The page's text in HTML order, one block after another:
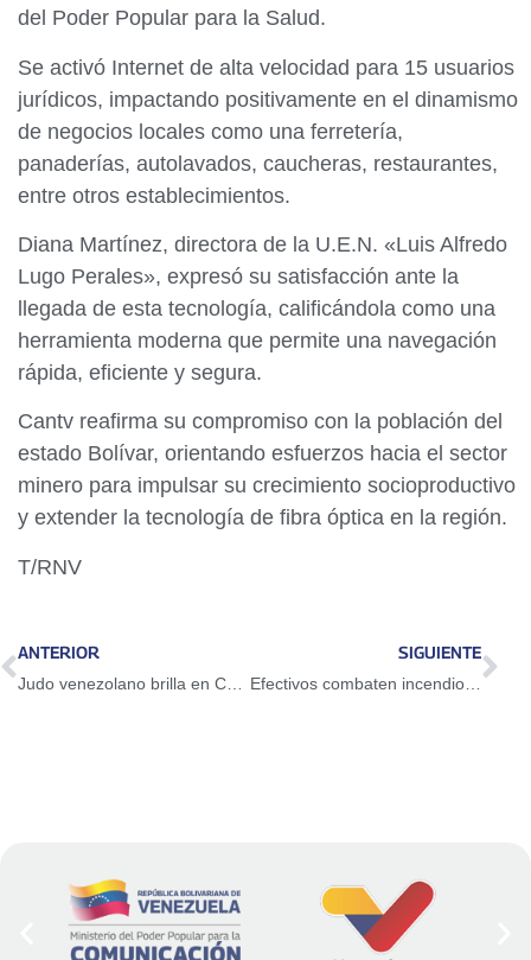
del Poder Popular para la Salud.
‌‎Se activó Internet de alta velocidad para 15 usuarios
jurídicos, impactando positivamente en el dinamismo
de negocios locales como una ferretería,
panaderías, autolavados, caucheras, restaurantes,
entre otros establecimientos.
‎Diana Martínez, directora de la U.E.N. «Luis Alfredo
Lugo Perales», expresó su satisfacción ante la
llegada de esta tecnología, calificándola como una
herramienta moderna que permite una navegación
rápida, eficiente y segura. ‎
‎Cantv reafirma su compromiso con la población del
estado Bolívar, orientando esfuerzos hacia el sector
minero para impulsar su crecimiento socioproductivo
y extender la tecnología de fibra óptica en la región.
T/RNV
ANTERIOR
Judo venezolano brilla en Copa Panamericana de la disciplina
SIGUIENTE
Efectivos combaten incendio de vegetación de magnitud en la bajada de Tazón